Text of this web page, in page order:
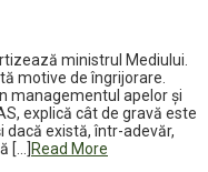
ministrul Mediului.
motive de îngrijorare.
managementul apelor și
explică cât de gravă este
dacă există, într-adevăr,
[…]
Read More